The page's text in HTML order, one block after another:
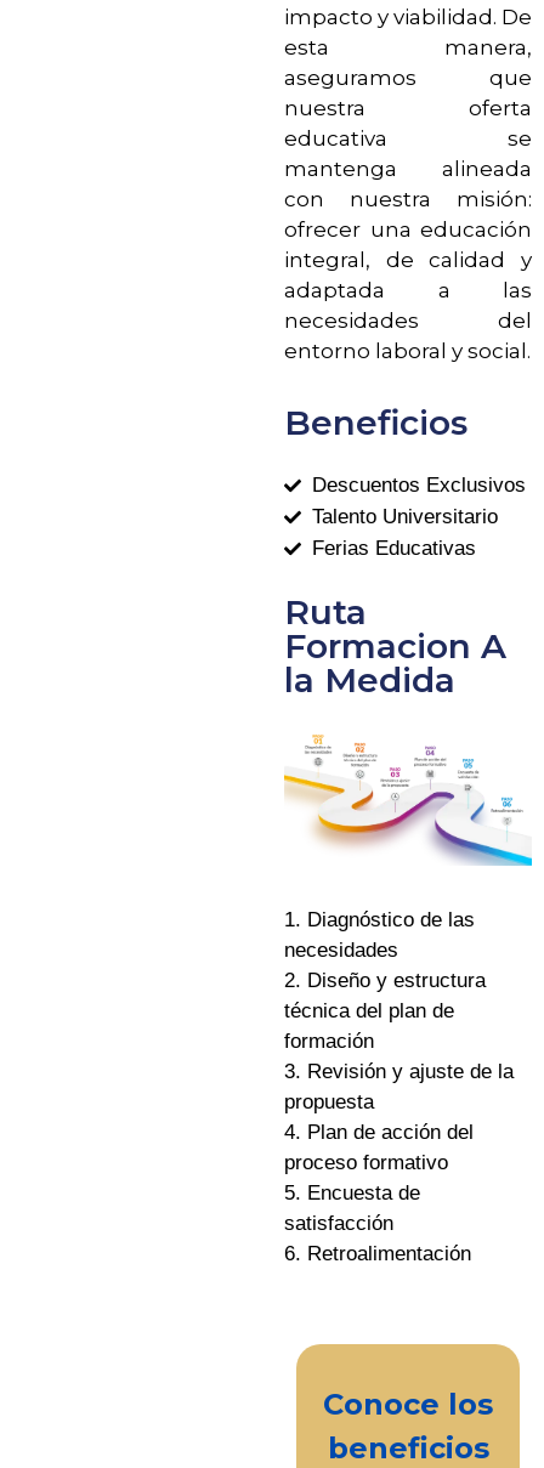
impacto y viabilidad. De
esta manera,
aseguramos que
nuestra oferta
educativa se
mantenga alineada
con nuestra misión:
ofrecer una educación
integral, de calidad y
adaptada a las
necesidades del
entorno laboral y social.
Beneficios
Descuentos Exclusivos
Talento Universitario
Ferias Educativas
Ruta
Formacion A
la Medida
1. Diagnóstico de las
necesidades
2. Diseño y estructura
técnica del plan de
formación
3. Revisión y ajuste de la
propuesta
4. Plan de acción del
proceso formativo
5. Encuesta de
satisfacción
6. Retroalimentación
Conoce los
beneficios